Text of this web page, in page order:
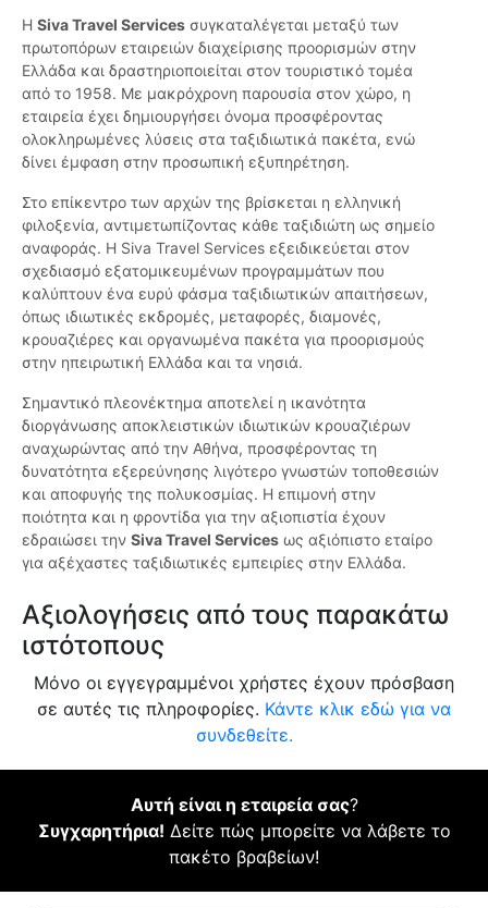
Η Siva Travel Services συγκαταλέγεται μεταξύ των
πρωτοπόρων εταιρειών διαχείρισης προορισμών στην
Ελλάδα και δραστηριοποιείται στον τουριστικό τομέα
από το 1958. Με μακρόχρονη παρουσία στον χώρο, η
εταιρεία έχει δημιουργήσει όνομα προσφέροντας
ολοκληρωμένες λύσεις στα ταξιδιωτικά πακέτα, ενώ
δίνει έμφαση στην προσωπική εξυπηρέτηση.
Στο επίκεντρο των αρχών της βρίσκεται η ελληνική
φιλοξενία, αντιμετωπίζοντας κάθε ταξιδιώτη ως σημείο
αναφοράς. Η Siva Travel Services εξειδικεύεται στον
σχεδιασμό εξατομικευμένων προγραμμάτων που
καλύπτουν ένα ευρύ φάσμα ταξιδιωτικών απαιτήσεων,
όπως ιδιωτικές εκδρομές, μεταφορές, διαμονές,
κρουαζιέρες και οργανωμένα πακέτα για προορισμούς
στην ηπειρωτική Ελλάδα και τα νησιά.
Σημαντικό πλεονέκτημα αποτελεί η ικανότητα
διοργάνωσης αποκλειστικών ιδιωτικών κρουαζιέρων
αναχωρώντας από την Αθήνα, προσφέροντας τη
δυνατότητα εξερεύνησης λιγότερο γνωστών τοποθεσιών
και αποφυγής της πολυκοσμίας. Η επιμονή στην
ποιότητα και η φροντίδα για την αξιοπιστία έχουν
εδραιώσει την Siva Travel Services ως αξιόπιστο εταίρο
για αξέχαστες ταξιδιωτικές εμπειρίες στην Ελλάδα.
Αξιολογήσεις από τους παρακάτω
ιστότοπους
Μόνο οι εγγεγραμμένοι χρήστες έχουν πρόσβαση
σε αυτές τις πληροφορίες. Κάντε κλικ εδώ για να
συνδεθείτε.
Αυτή είναι η εταιρεία σας?
Συγχαρητήρια! Δείτε πώς μπορείτε να λάβετε το
πακέτο βραβείων!